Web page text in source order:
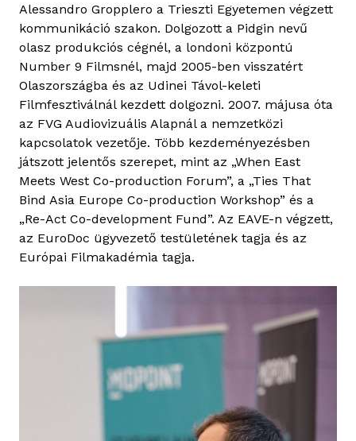
a
Z
á
v
o
r
s
z
k
y
Alessandro Gropplero a Trieszti Egyetemen végzett
kommunikáció szakon. Dolgozott a Pidgin nevű
olasz produkciós cégnél, a londoni központú
Number 9 Filmsnél, majd 2005-ben visszatért
Olaszországba és az Udinei Távol-keleti
Filmfesztiválnál kezdett dolgozni. 2007. májusa óta
az FVG Audiovizuális Alapnál a nemzetközi
kapcsolatok vezetője. Több kezdeményezésben
játszott jelentős szerepet, mint az „When East
Meets West Co-production Forum”, a „Ties That
Bind Asia Europe Co-production Workshop” és a
„Re-Act Co-development Fund”. Az EAVE-n végzett,
az EuroDoc ügyvezető testületének tagja és az
Európai Filmakadémia tagja.